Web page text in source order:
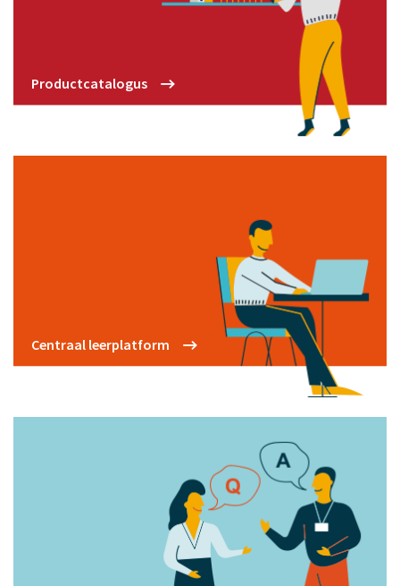
Productcatalogus
Centraal leerplatform